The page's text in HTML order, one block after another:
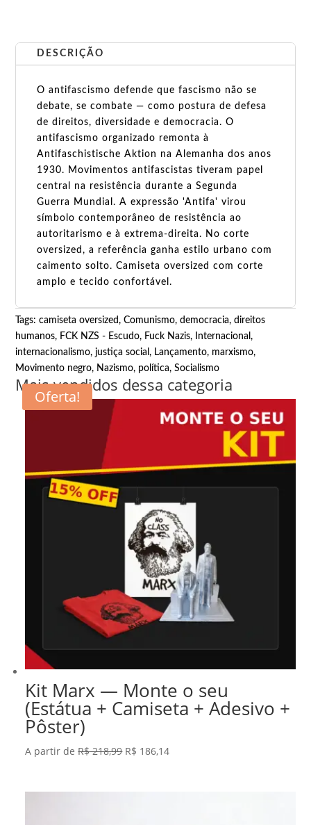
DESCRIÇÃO
O antifascismo defende que fascismo não se
debate, se combate — como postura de defesa
de direitos, diversidade e democracia. O
antifascismo organizado remonta à
Antifaschistische Aktion na Alemanha dos anos
1930. Movimentos antifascistas tiveram papel
central na resistência durante a Segunda
Guerra Mundial. A expressão 'Antifa' virou
símbolo contemporâneo de resistência ao
autoritarismo e à extrema-direita. No corte
oversized, a referência ganha estilo urbano com
caimento solto. Camiseta oversized com corte
amplo e tecido confortável.
Tags:camiseta oversized,Comunismo,democracia,direitos
humanos, FCK NZS - Escudo, Fuck Nazis, Internacional,
internacionalismo,justiça social, Lançamento, marxismo,
Movimento negro, Nazismo, política,Socialismo
Mais vendidos dessa categoria
Oferta!
Kit Marx — Monte o seu
(Estátua + Camiseta + Adesivo +
Pôster)
A partir deR$218,99 O
R$ 186,14O